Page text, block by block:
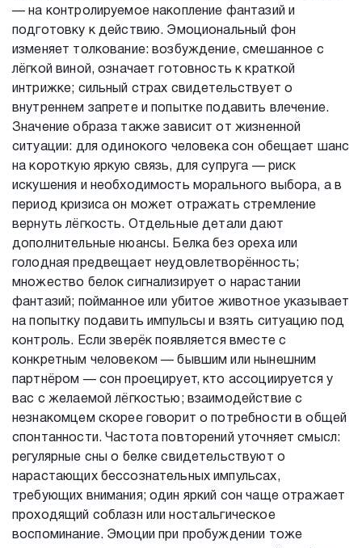
— на контролируемое накопление фантазий и
подготовку к действию. Эмоциональный фон
изменяет толкование: возбуждение, смешанное с
лёгкой виной, означает готовность к краткой
интрижке; сильный страх свидетельствует о
внутреннем запрете и попытке подавить влечение.
Значение образа также зависит от жизненной
ситуации: для одинокого человека сон обещает шанс
на короткую яркую связь, для супруга — риск
искушения и необходимость морального выбора, а в
период кризиса он может отражать стремление
вернуть лёгкость. Отдельные детали дают
дополнительные нюансы. Белка без ореха или
голодная предвещает неудовлетворённость;
множество белок сигнализирует о нарастании
фантазий; пойманное или убитое животное указывает
на попытку подавить импульсы и взять ситуацию под
контроль. Если зверёк появляется вместе с
конкретным человеком — бывшим или нынешним
партнёром — сон проецирует, кто ассоциируется у
вас с желаемой лёгкостью; взаимодействие с
незнакомцем скорее говорит о потребности в общей
спонтанности. Частота повторений уточняет смысл:
регулярные сны о белке свидетельствуют о
нарастающих бессознательных импульсах,
требующих внимания; один яркий сон чаще отражает
проходящий соблазн или ностальгическое
воспоминание. Эмоции при пробуждении тоже